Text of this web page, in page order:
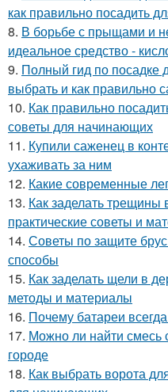
как правильно посадить
8. В борьбе с прыщами и
идеальное средство -
9. Полный гид по посадке
выбрать и как правильно
10. Как правильно
советы для начинающих
11. Купили саженец в
ухаживать за ним
12. Какие современные
13. Как заделать трещины
практические советы и
14. Советы по защите
способы
15. Как заделать щели в
методы и материалы
16. Почему батареи
17. Можно ли найти смесь
городе
18. Как выбрать ворота